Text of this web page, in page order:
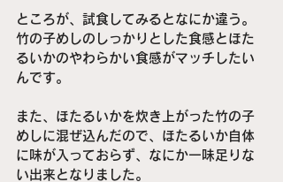
ところが、試食してみるとなにか違う。
竹の子めしのしっかりとした食感とほた
るいかのやわらかい食感がマッチしたい
んです。
また、ほたるいかを炊き上がった竹の子
めしに混ぜ込んだので、ほたるいか自体
に味が入っておらず、なにか一味足りな
い出来となりました。